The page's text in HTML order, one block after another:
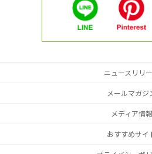
ニュースリリ
メールマガジ
メディア情報
おすすめサイ